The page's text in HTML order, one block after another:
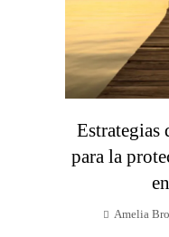
Estrategias
para la
Amelia